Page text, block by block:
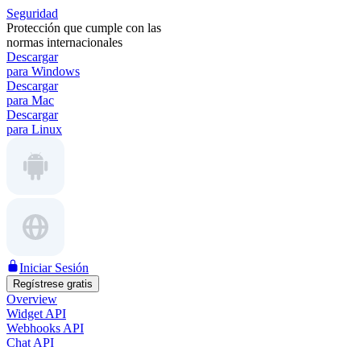
Seguridad
Protección que cumple con las
normas internacionales
Descargar
para Windows
Descargar
para Mac
Descargar
para Linux
Iniciar Sesión
Regístrese gratis
Overview
Widget API
Webhooks API
Chat API